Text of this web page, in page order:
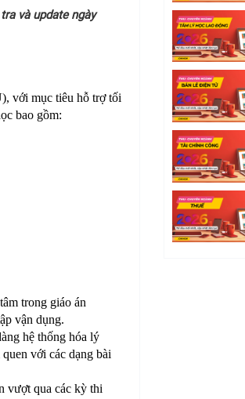
và update ngày
với mục tiêu hỗ trợ tối
bao gồm:
trong giáo án
vận dụng.
hệ thống hóa lý
với các dạng bài
vượt qua các kỳ thi